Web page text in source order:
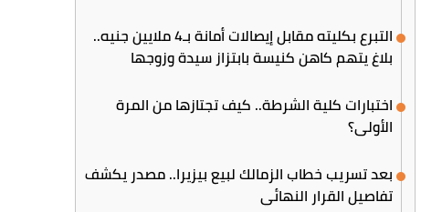
التبرع بكليته مقابل إيصالات أمانة بـ4 ملايين جنيه..
بلاغ يتهم كاهن كنيسة بابتزاز سيدة وزوجها
اختبارات كلية الشرطة.. كيف تجتازها من المرة
الأولى؟
بعد تسريب خطاب الزمالك لبيع بيزيرا.. مصدر يكشف
تفاصيل القرار النهائي